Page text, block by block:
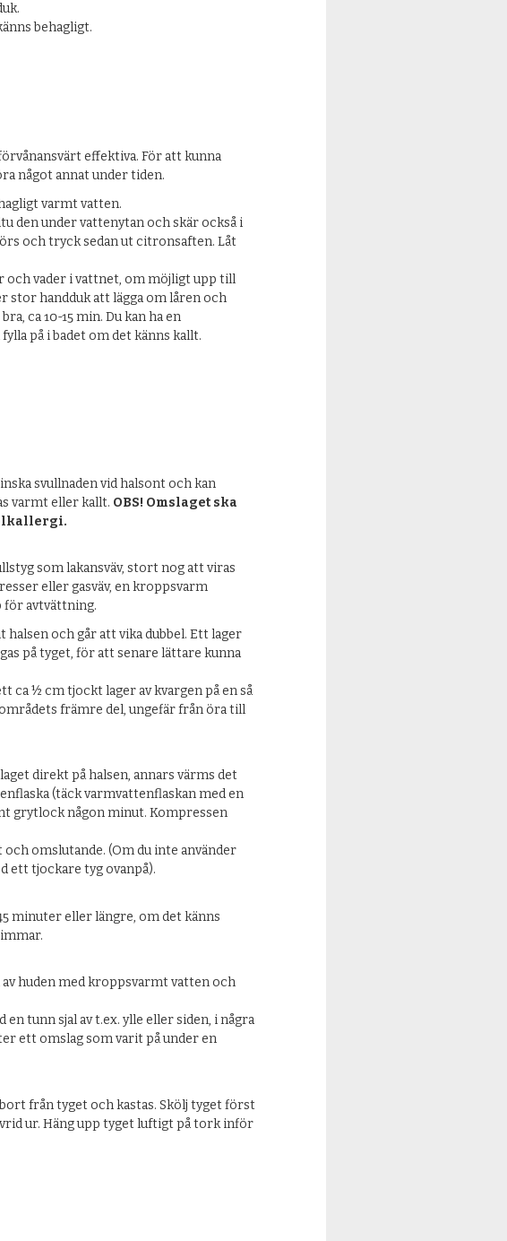
behagligt.
effektiva. För att kunna
något annat under tiden.
varmt vatten.
den under vattenytan och skär också i
och tryck sedan ut citronsaften. Låt
och vader i vattnet, om möjligt upp till
stor handduk att lägga om låren och
ca 10-15 min. Du kan ha en
på i badet om det känns kallt.
svullnaden vid halsont och kan
varmt eller kallt. OBS! Omslaget ska
som lakansväv, stort nog att viras
eller gasväv, en kroppsvarm
för avtvättning.
och går att vika dubbel. Ett lager
på tyget, för att senare lättare kunna
ca ½ cm tjockt lager av kvargen på en så
främre del, ungefär från öra till
direkt på halsen, annars värms det
(täck varmvattenflaskan med en
grytlock någon minut. Kompressen
omslutande. (Om du inte använder
ett tjockare tyg ovanpå).
minuter eller längre, om det känns
huden med kroppsvarmt vatten och
tunn sjal av t.ex. ylle eller siden, i några
ett omslag som varit på under en
från tyget och kastas. Skölj tyget först
ur. Häng upp tyget luftigt på tork inför